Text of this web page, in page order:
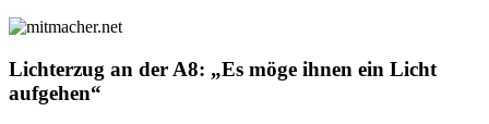
Lichterzug an der A8: „Es möge ihnen ein Licht
aufgehen“